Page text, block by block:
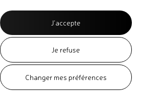
J'accepte
Je refuse
Changer mes préférences
zomer tot 21 september
het restaurant
26,